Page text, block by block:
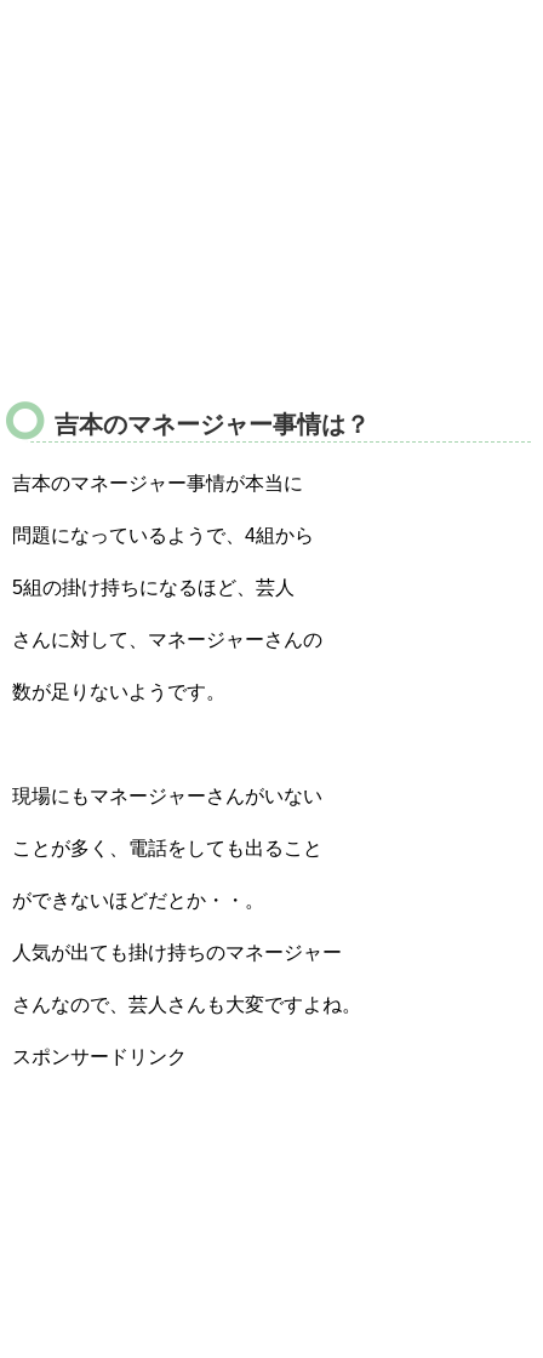
吉本のマネージャー事情は？
吉本のマネージャー事情が本当に
問題になっているようで、4組から
5組の掛け持ちになるほど、芸人
さんに対して、マネージャーさんの
数が足りないようです。
現場にもマネージャーさんがいない
ことが多く、電話をしても出ること
ができないほどだとか・・。
人気が出ても掛け持ちのマネージャー
さんなので、芸人さんも大変ですよね。
スポンサードリンク